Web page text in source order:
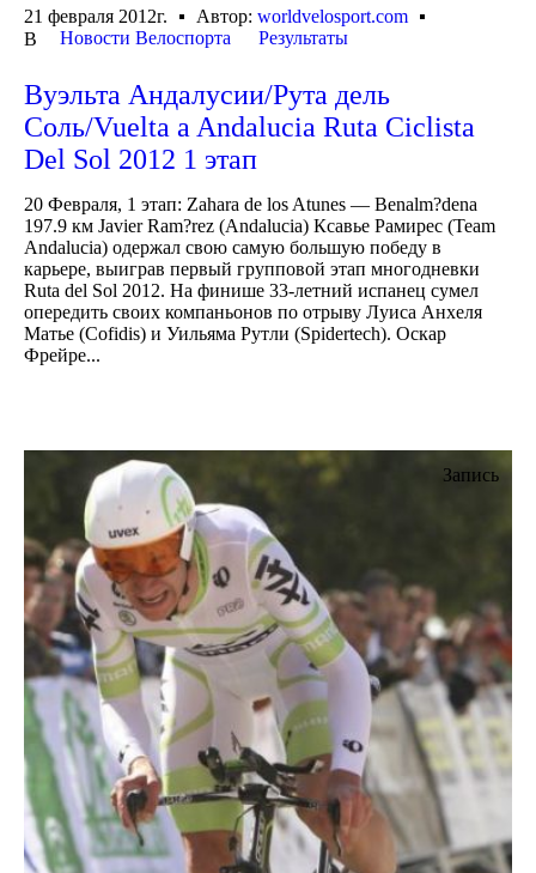
21 февраля 2012г. Автор: worldvelosport.com
В
Новости Велоспорта Результаты
Вуэльта Андалусии/Рута дель
Соль/Vuelta a Andalucia Ruta Ciclista
Del Sol 2012 1 этап
20 Февраля, 1 этап: Zahara de los Atunes — Benalm?dena
197.9 км Javier Ram?rez (Andalucia) Ксавье Рамирес (Team
Andalucia) одержал свою самую большую победу в
карьере, выиграв первый групповой этап многодневки
Ruta del Sol 2012. На финише 33-летний испанец сумел
опередить своих компаньонов по отрыву Луиса Анхеля
Матье (Cofidis) и Уильяма Рутли (Spidertech). Оскар
Фрейре...
Запись